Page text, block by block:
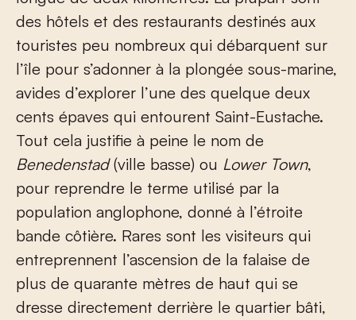
des hôtels et des restaurants destinés aux
touristes peu nombreux qui débarquent sur
l’île pour s’adonner à la plongée sous-marine,
avides d’explorer l’une des quelque deux
cents épaves qui entourent Saint-Eustache.
Tout cela justifie à peine le nom de
Benedenstad(ville basse) ou Lower Town,
pour reprendre le terme utilisé par la
population anglophone, donné à l’étroite
bande côtière. Rares sont les visiteurs qui
entreprennent l’ascension de la falaise de
plus de quarante mètres de haut qui se
dresse directement derrière le quartier bâti,